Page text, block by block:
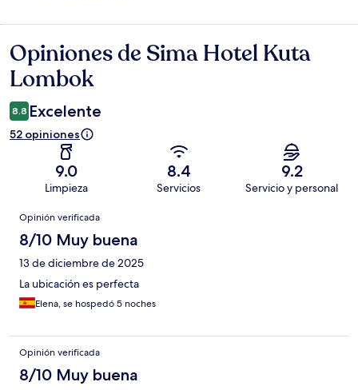
Opiniones
Opiniones de Sima Hotel Kuta
Lombok
8.8 Excelente
52 opiniones
9.0
Limpieza
8.4
Servicios
9.2
Servicio y personal
Opiniones
Opinión verificada
8/10 Muy buena
13 de diciembre de 2025
La ubicación es perfecta
Elena, se hospedó 5 noches
Opinión verificada
8/10 Muy buena